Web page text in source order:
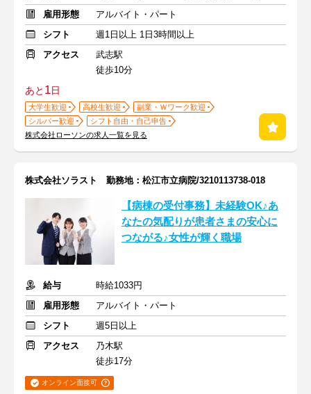
雇用形態
アルバイト・パート
シフト
週1日以上 1日3時間以上
アクセス
武志駅
徒歩10分
あと 1日
大学生歓迎 高校生歓迎
副業・Ｗワーク歓迎
シルバー歓迎
シフト自由・自己申告
株式会社ローソンの求人一覧を見る
株式会社ソラスト 勤務地：松江市立病院/3210113738-018
【病棟の受付事務】未経験OK♪あ
なたの気配りが患者さまの安心に
つながる♪女性が輝く職場
給与
時給1033円
雇用形態
アルバイト・パート
シフト
週5日以上
アクセス
乃木駅
徒歩17分
オンライン面接可